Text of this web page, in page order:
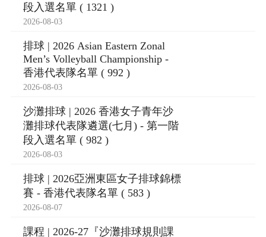
段入選名單 ( 1321 )
2026-08-03
排球 | 2026 Asian Eastern Zonal
Men’s Volleyball Championship -
香港代表隊名單 ( 992 )
2026-08-03
沙灘排球 | 2026 香港女子青年沙
灘排球代表隊遴選(七月) - 第一階
段入選名單 ( 982 )
2026-08-03
排球 | 2026亞洲東區女子排球錦標
賽 - 香港代表隊名單 ( 583 )
2026-08-07
課程 | 2026-27『沙灘排球規則課